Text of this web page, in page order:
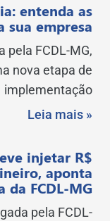
entenda as
sua empresa
pela FCDL-MG,
nova etapa de
implementação
Leia mais »
injetar R$
aponta
da FCDL-MG
pela FCDL-